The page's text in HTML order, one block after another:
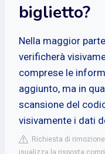
biglietto?
Nella maggior
verificherà
comprese le
aggiunto, ma in
scansione del
visivamente i dati
Richiesta di
isualizza la risposta